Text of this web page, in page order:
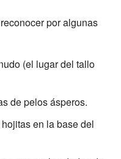
por algunas
(el lugar del tallo
de pelos ásperos.
en la base del